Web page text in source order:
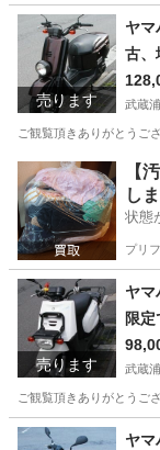
埼玉 さいたま市
売ります
ヤマ
古、
送可
武蔵
ご観覧頂きありがとうご
埼玉 さいたま市【
し
状態
プリ
売ります
ヤマハ ギ
限定
武蔵
ご観覧頂きありがとうご
埼玉 さいたま市ヤ